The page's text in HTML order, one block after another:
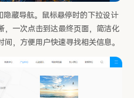
藏导航。鼠标悬停时的下拉设计
，一次点击到达最终页面，简洁化
，方便用户快速寻找相关信息。